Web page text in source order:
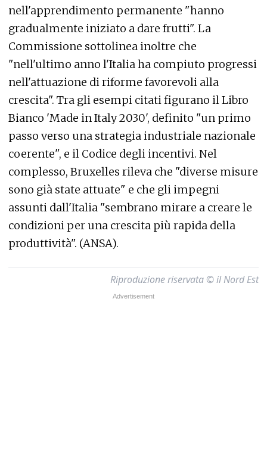
nell'apprendimento permanente "hanno
gradualmente iniziato a dare frutti". La
Commissione sottolinea inoltre che
"nell'ultimo anno l'Italia ha compiuto progressi
nell'attuazione di riforme favorevoli alla
crescita". Tra gli esempi citati figurano il Libro
Bianco 'Made in Italy 2030', definito "un primo
passo verso una strategia industriale nazionale
coerente", e il Codice degli incentivi. Nel
complesso, Bruxelles rileva che "diverse misure
sono già state attuate" e che gli impegni
assunti dall'Italia "sembrano mirare a creare le
condizioni per una crescita più rapida della
produttività". (ANSA).
Riproduzione riservata © il Nord Est